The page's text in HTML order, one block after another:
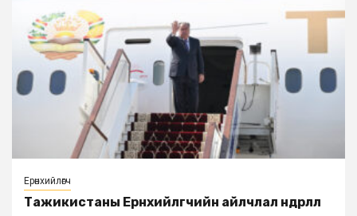
Ерөнхийлөгч
Тажикистаны Ерөнхийлөгчийн айлчлал өндөрлөлөө